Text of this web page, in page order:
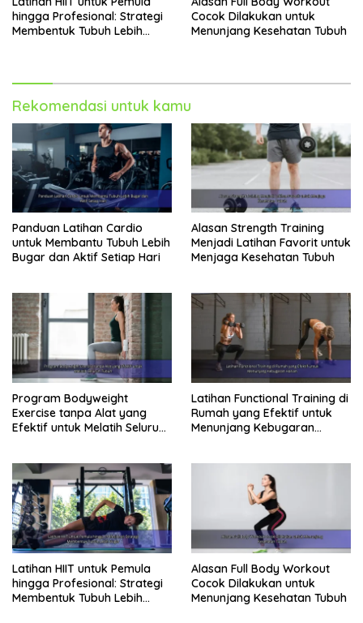
hingga Profesional: Strategi
Membentuk Tubuh Lebih
Cocok Dilakukan untuk
Menunjang Kesehatan Tubuh
Rekomendasi untuk kamu
Panduan Latihan Cardio
untuk Membantu Tubuh Lebih
Bugar dan Aktif Setiap Hari
Alasan Strength Training
Menjadi Latihan Favorit untuk
Menjaga Kesehatan Tubuh
Program Bodyweight
Exercise tanpa Alat yang
Efektif untuk Melatih Seluruh
Latihan Functional Training di
Rumah yang Efektif untuk
Menunjang Kebugaran
Latihan HIIT untuk Pemula
hingga Profesional: Strategi
Membentuk Tubuh Lebih
Alasan Full Body Workout
Cocok Dilakukan untuk
Menunjang Kesehatan Tubuh